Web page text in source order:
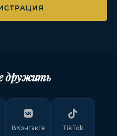
дружить
ВКонтакте TikTok